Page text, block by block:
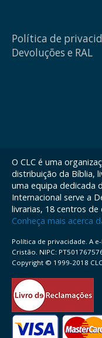
Política de
Devoluções e RAL
O CLC é uma
distribuição da Bíblia,
uma equipa dedicada
Internacional serve a
livrarias, 18 centros
Conheça mais acerca
Política de privacidade. A
Cristão. NIPC:
Copyright © 1999-2018